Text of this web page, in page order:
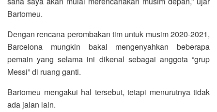
Bartomeu.
Dengan rencana perombakan tim untuk musim 2020-2021,
Barcelona mungkin bakal mengenyahkan beberapa
pemain yang selama ini dikenal sebagai anggota “grup
Messi” di ruang ganti.
Bartomeu mengakui hal tersebut, tetapi menurutnya tidak
ada jalan lain.